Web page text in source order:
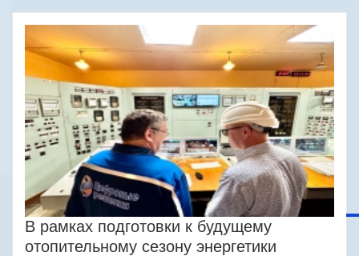
В рамках подготовки к будущему
отопительному сезону энергетики